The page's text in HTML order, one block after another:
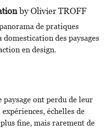
by Olivier TROFF
de pratiques
des paysages
en design.
paysage ont perdu de leur
échelles de
fine, mais rarement de